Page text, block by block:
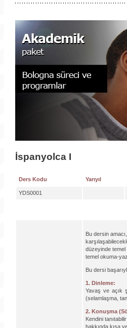
İspanyolca I
Ders Kodu Yarıyıl
YDS0001
Bu dersin
düzeyinde temel
temel okuma-
Bu dersi
1. Dinleme:
Yavaş ve açık
(selamlaşma,
2. Konuşma
Kendini
hakkında kısa